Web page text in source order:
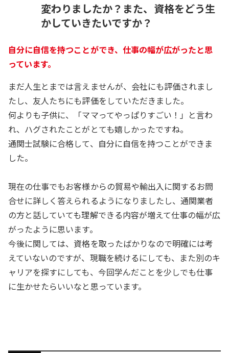
変わりましたか？また、資格をどう生
かしていきたいですか？
自分に自信を持つことができ、仕事の幅が広がったと思
っています。
まだ人生とまでは言えませんが、会社にも評価されまし
たし、友人たちにも評価をしていただきました。
何よりも子供に、「ママってやっぱりすごい！」と言わ
れ、ハグされたことがとても嬉しかったですね。
通関士試験に合格して、自分に自信を持つことができま
した。
現在の仕事でもお客様からの貿易や輸出入に関するお問
合せに詳しく答えられるようになりましたし、通関業者
の方と話していても理解できる内容が増えて仕事の幅が広
がったように思います。
今後に関しては、資格を取ったばかりなので明確には考
えていないのですが、現職を続けるにしても、また別のキ
ャリアを探すにしても、今回学んだことを少しでも仕事
に生かせたらいいなと思っています。